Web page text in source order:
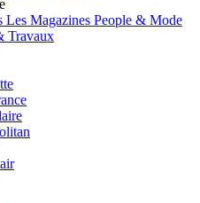
Les Magazines People & Mode
Travaux